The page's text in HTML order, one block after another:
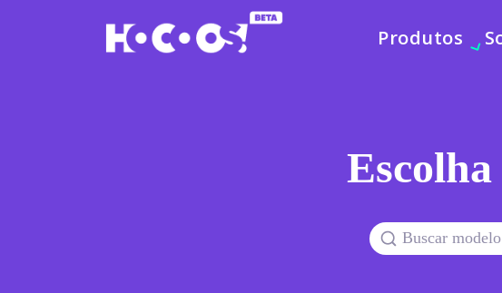
Produtos